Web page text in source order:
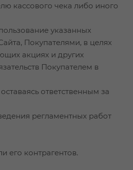
кассового чека либо иного
указанных
Покупателями, в целях
акциях и других
Покупателем в
ответственным за
регламентных работ
его контрагентов.